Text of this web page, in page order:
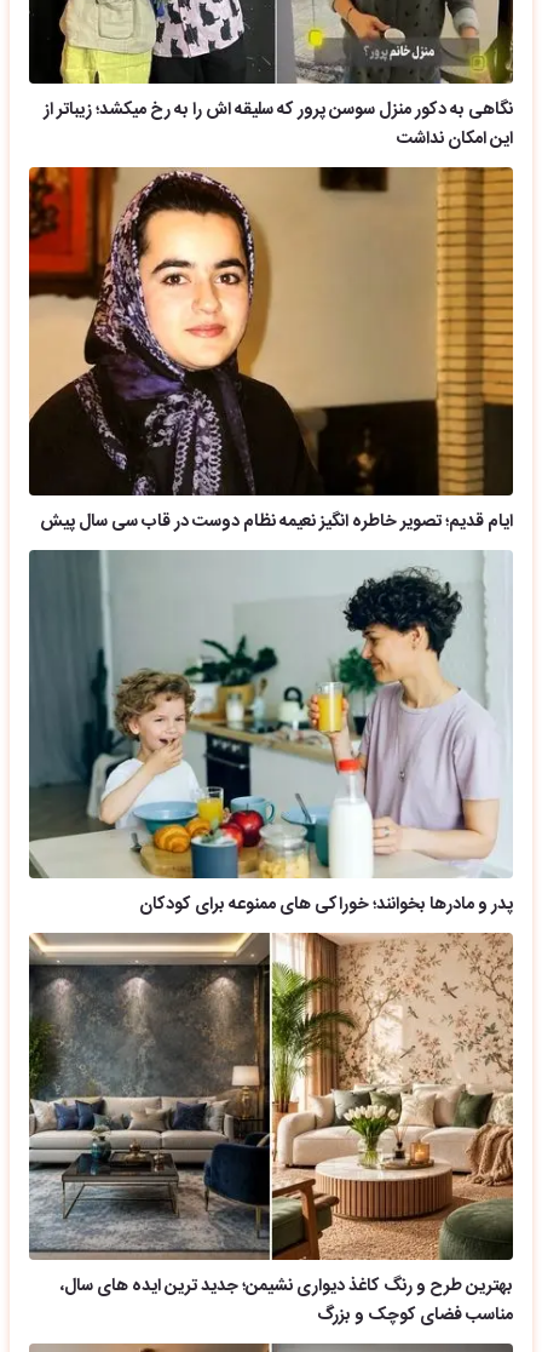
نگاهی به دکور منزل سوسن پرور که سلیقه اش را به رخ میکشد؛ زیباتر از
این امکان نداشت
ایام قدیم؛ تصویر خاطره انگیز نعیمه نظام دوست در قاب سی سال پیش
پدر و مادرها بخوانند؛ خوراکی های ممنوعه برای کودکان
بهترین طرح و رنگ کاغذ دیواری نشیمن؛ جدید ترین ایده های سال،
مناسب فضای کوچک و بزرگ